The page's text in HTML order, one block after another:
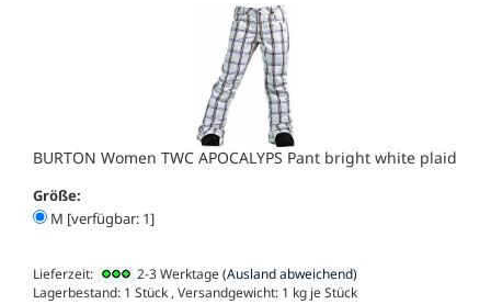
BURTON Women TWC APOCALYPS Pant bright white plaid
Größe:
M [verfügbar: 1]
Lieferzeit: 2-3 Werktage(Ausland abweichend)
Lagerbestand: 1 Stück , Versandgewicht: 1 kg je Stück